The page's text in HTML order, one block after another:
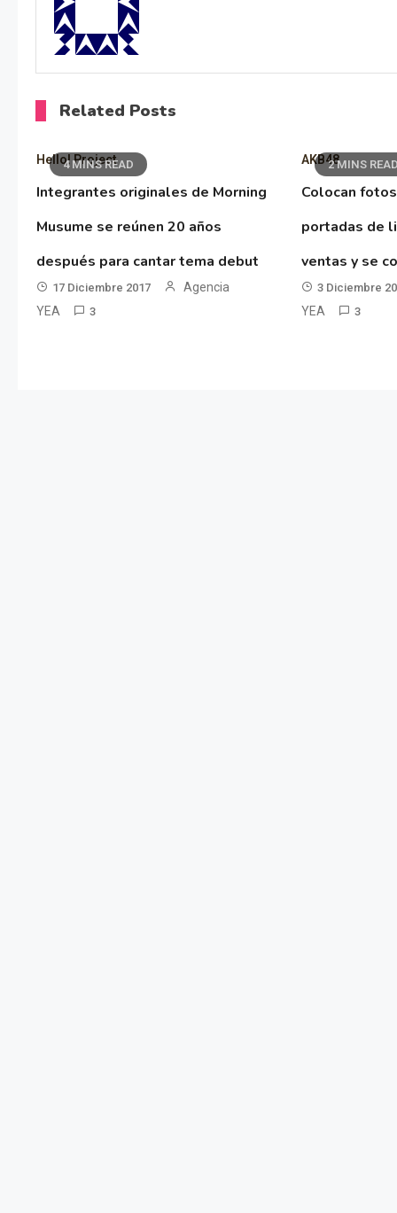
Related Posts
4 MINS READ
Hello! Project
Integrantes originales de Morning
Musume se reúnen 20 años
después para cantar tema debut
17 Diciembre 2017
Agencia
YEA
3
2 MINS READ
AKB48
Colocan
portadas de
ventas y se
3 Diciembre
YEA
3